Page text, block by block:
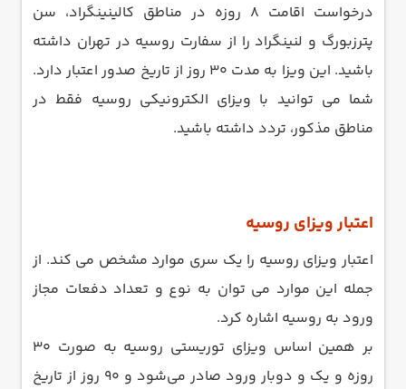
درخواست اقامت 8 روزه در مناطق کالینینگراد، سن
پترزبورگ و لنینگراد را از سفارت روسیه در تهران داشته
باشید. این ویزا به مدت 30 روز از تاریخ صدور اعتبار دارد.
شما می توانید با ویزای الکترونیکی روسیه فقط در
مناطق مذکور، تردد داشته باشید.
اعتبار ویزای روسیه
اعتبار ویزای روسیه را یک سری موارد مشخص می کند. از
جمله این موارد می توان به نوع و تعداد دفعات مجاز
ورود به روسیه اشاره کرد.
بر همین اساس ویزای توریستی روسیه به صورت 30
روزه و یک و دوبار ورود صادر می‌شود و 90 روز از تاریخ